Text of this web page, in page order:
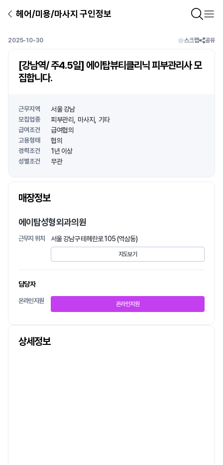
헤어/미용/마사지 구인정보
2025-10-30 스크랩 공유
[강남역/ 주4.5일] 에이탑뷰티클리닉 피부관리사 모
집합니다.
근무지역 서울 강남
모집업종 피부관리 마사지 기타
급여조건 급여협의
고용형태 협의
경력조건 1년 이상
성별조건 무관
매장정보
에이탑성형외과의원
근무지 위치 서울 강남구 테헤란로 105 (역삼동)
지도보기
담당자
온라인지원 온라인지원
상세정보